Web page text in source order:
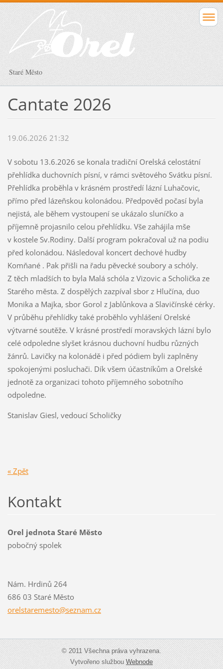
Staré Město
Cantate 2026
19.06.2026 21:32
V sobotu 13.6.2026 se konala tradiční Orelská celostátní
přehlídka duchovních písní, v rámci světového Svátku písní.
Přehlídka proběhla v krásném prostředí lázní Luhačovic,
přímo před lázeňskou kolonádou. Předpověd počasí byla
nejistá, ale během vystoupení se ukázalo sluníčko a
příjemně projasnilo celou přehlídku. Vše zahájila mše
v kostele Sv.Rodiny. Další program pokračoval už na podiu
před kolonádou. Následoval koncert dechové hudby
Komňané . Pak přišli na řadu pěvecké soubory a schóly.
Z těch mladších to byla Malá schóla z Vizovic a Scholička ze
Starého města. Z dospělých zazpíval sbor z Hlučína, duo
Monika a Majka, sbor Gorol z Jablůnkova a Slavičínské cérky.
V průběhu přehlídky také proběhlo vyhlášení Orelské
výtvarné soutěže. V krásné prostředí moravských lázní bylo
celé odpoledne slyšet krásnou duchovní hudbu různých
žánrů. Lavičky na kolonádě i před pódiem byli zaplněny
spokojenými posluchači. Dík všem účastníkům a Orelské
jednotě za organizaci tohoto příjemného sobotního
odpoledne.
Stanislav Giesl, vedoucí Scholičky
« Zpět
Kontakt
Orel jednota Staré Město
pobočný spolek
Nám. Hrdinů 264
686 03 Staré Město
orelstaremesto@seznam.cz
© 2011 Všechna práva vyhrazena.
Vytvořeno službouWebnode